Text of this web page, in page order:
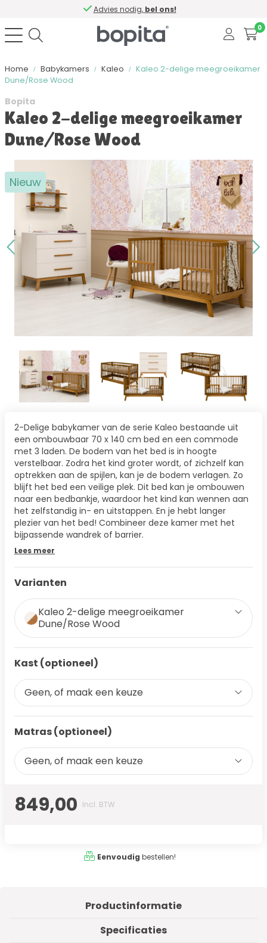
Advies nodig, bel ons!
0
Home Babykamers Kaleo
Kaleo 2-delige meegroeikamer
Dune/Rose Wood
Bopita
Kaleo 2-delige meegroeikamer
Dune/Rose Wood
Nieuw
2-Delige babykamer van de serie Kaleo bestaande uit
een ombouwbaar 70 x 140 cm bed en een commode
met 3 laden. De bodem van het bed is in hoogte
verstelbaar. Zodra het kind groter wordt, of zichzelf kan
optrekken aan de spijlen, kan je de bodem verlagen. Zo
blijft het bed een veilige plek. Dit bed kan je ombouwen
naar een bedbankje, waardoor het kind kan wennen aan
het zelfstandig in- en uitstappen. En je hebt langer
plezier van het bed! Combineer deze kamer met het
bijpassende wandrek of barrier.
Lees meer
Varianten
Kaleo 2-delige meegroeikamer
Dune/Rose Wood
Kast (optioneel)
Geen, of maak een keuze
Matras (optioneel)
Geen, of maak een keuze
849,00 Incl. BTW
Eenvoudig bestellen!
Productinformatie
Specificaties